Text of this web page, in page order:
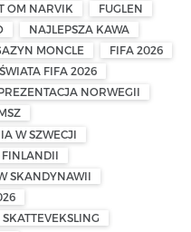
OM NARVIK
FUGLEN
NAJLEPSZA KAWA
MONCLE
FIFA 2026
FIFA 2026
NORWEGII
W SZWECJI
SKANDYNAWII
SKATTEVEKSLING